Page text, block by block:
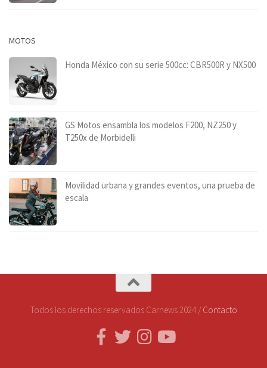
MOTOS
Honda México con su serie 500cc: CBR500R y NX500
GS Motos ensambla los modelos F200, NZ250 y
T250x de Morbidelli
Movilidad urbana y grandes eventos, una prueba de
escala
Todos los derechos reservados Carnews 2024 / Contacto